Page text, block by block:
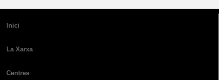
Inici
La Xarxa
Centres